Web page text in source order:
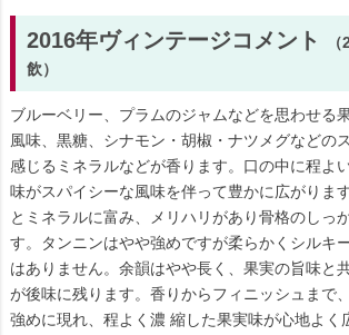
2016年ヴィンテージコメント
飲）
ブルーベリー、プラムのジャムなどを思わせる
風味、黒糖、シナモン・胡椒・ナツメグなどの
感じるミネラルなどが香ります。口の中に程よ
味がスパイシーな風味を伴って豊かに広がりま
とミネラルに富み、メリハリがあり骨格のしっ
す。タンニンはやや強めですが柔らかくシルキ
はありません。余韻はやや長く、果実の旨味と
が後味に残ります。香りからフィニッシュまで
強めに現れ、程よく濃 縮した果実味が心地よく